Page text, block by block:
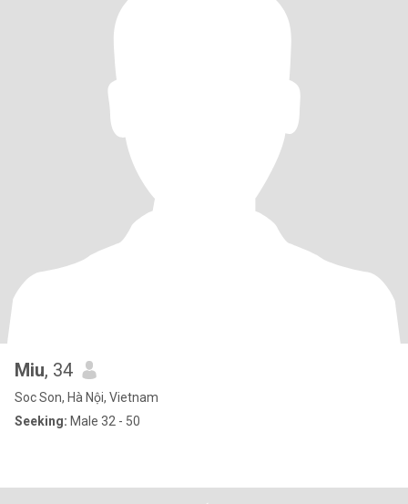
Miu, 34
Soc Son, Hà Nội, Vietnam
Seeking: Male 32 - 50